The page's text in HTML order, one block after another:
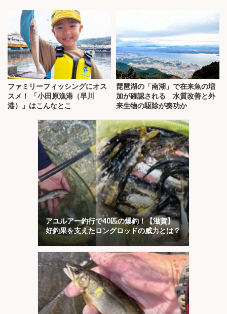
ファミリーフィッシングにオス
スメ！ 「小田原漁港（早川
港）」はこんなとこ
琵琶湖の「南湖」で在来魚の増
加が確認される 水質改善と外
来生物の駆除が奏功か
アユルアー釣行で40匹の爆釣！【滋賀】
好釣果を支えたロングロッドの威力とは？